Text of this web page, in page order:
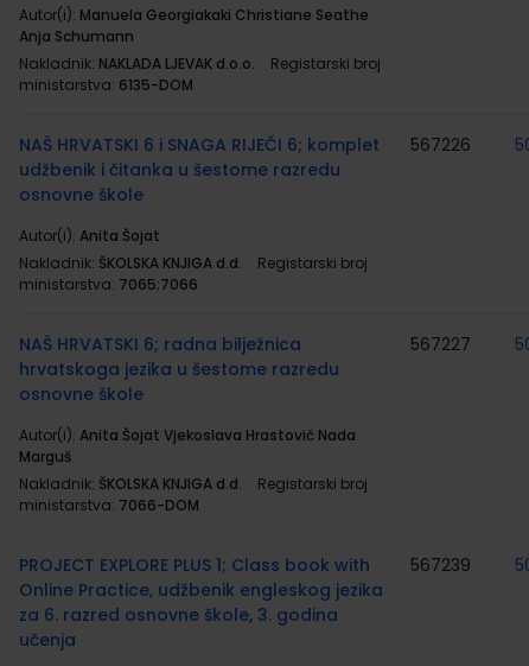
Autor(i): Manuela Georgiakaki Christiane Seathe
Anja Schumann
Nakladnik: NAKLADA LJEVAK d.o.o.
Registarski broj
ministarstva: 6135-DOM
NAŠ HRVATSKI 6 i SNAGA RIJEČI 6; komplet
udžbenik i čitanka u šestome razredu
osnovne škole
Autor(i): Anita Šojat
Nakladnik: ŠKOLSKA KNJIGA d.d.
Registarski broj
ministarstva: 7065;7066
567226
NAŠ HRVATSKI 6; radna bilježnica
hrvatskoga jezika u šestome razredu
osnovne škole
Autor(i): Anita Šojat Vjekoslava Hrastović Nada
Marguš
Nakladnik: ŠKOLSKA KNJIGA d.d.
Registarski broj
ministarstva: 7066-DOM
567227
PROJECT EXPLORE PLUS 1; Class book with
Online Practice, udžbenik engleskog jezika
za 6. razred osnovne škole, 3. godina
učenja
567239